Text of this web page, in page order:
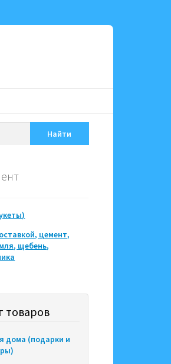
Найти
цемент,
щебень,
товаров
дома (подарки и